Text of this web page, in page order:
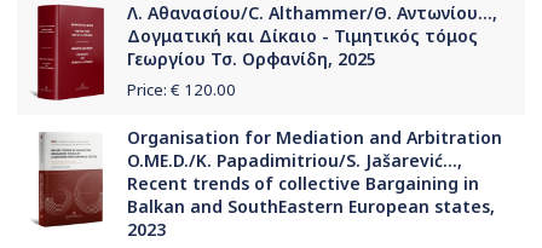
Λ. Αθανασίου/C. Althammer/Θ. Αντωνίου...,
Δογματική και Δίκαιο - Τιμητικός τόμος
Γεωργίου Τσ. Ορφανίδη, 2025
Price: € 120.00
Organisation for Mediation and Arbitration
O.ME.D./K. Papadimitriou/S. Jašarević...,
Recent trends of collective Bargaining in
Balkan and SouthEastern European states,
2023